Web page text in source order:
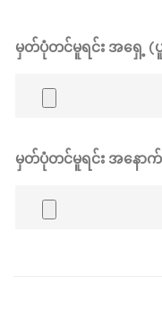
မှတ်ပုံတင်မူရင်း အရှေ့ (ပူ
မှတ်ပုံတင်မူရင်း အနောက်